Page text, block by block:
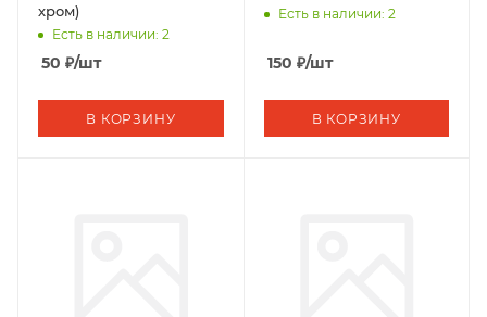
хром)
Есть в наличии: 2
50 ₽/шт
В КОРЗИНУ
Есть в наличии: 2
150 ₽/шт
В КОРЗИНУ